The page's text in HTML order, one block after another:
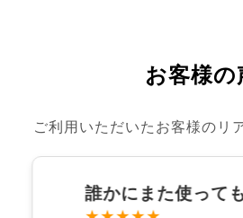
お客様の
ご利用いただいたお客様のリ
誰かにまた使って